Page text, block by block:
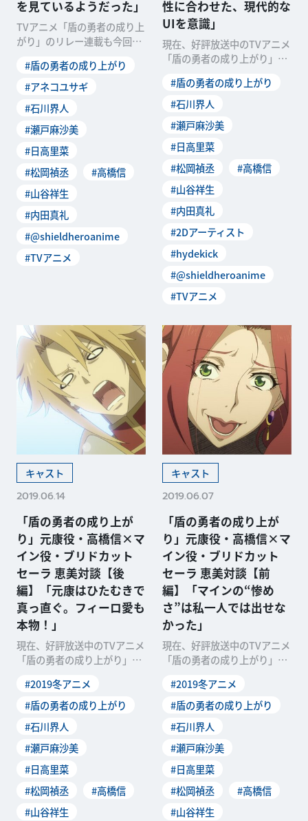
を見ているようだった」
TVアニメ「盾の勇者の成り上
がり」のリレー連載も今回が
だくのは、原作のアネ
#盾の勇者の成り上がり
#アネコユサギ
#石川界人
#瀬戸麻沙美
#日高里菜
#松岡禎丞
#高橋信
#山谷祥生
#内田真礼
#@shieldheroanime
#TVアニメ
性に合わせた、現代的な
UIを意識」
現在、好評放送中のTVアニメ
「盾の勇者の成り上がり」。
フ＆キャストによるリ
#盾の勇者の成り上がり
#石川界人
#瀬戸麻沙美
#日高里菜
#松岡禎丞
#高橋信
#山谷祥生
#内田真礼
#2Dアーティスト
#hydekick
#@shieldheroanime
#TVアニメ
キャスト
2019.06.14
「盾の勇者の成り上が
り」元康役・高橋信×マ
イン役・ブリドカット
セーラ 恵美対談【後
編】「元康はひたむきで
真っ直ぐ。フィーロ愛も
本物！」
現在、好評放送中のTVアニメ
「盾の勇者の成り上がり」。
フ＆キャストによるリ
#2019冬アニメ
#盾の勇者の成り上がり
#石川界人
#瀬戸麻沙美
#日高里菜
#松岡禎丞
#高橋信
#山谷祥生
キャスト
2019.06.07
「盾の勇者の成り上が
り」元康役・高橋信×マ
イン役・ブリドカット
セーラ 恵美対談【前
編】「マインの“惨め
さ”は私一人では出せな
かった」
現在、好評放送中のTVアニメ
「盾の勇者の成り上がり」。
フ＆キャストによるリ
#2019冬アニメ
#盾の勇者の成り上がり
#石川界人
#瀬戸麻沙美
#日高里菜
#松岡禎丞
#高橋信
#山谷祥生